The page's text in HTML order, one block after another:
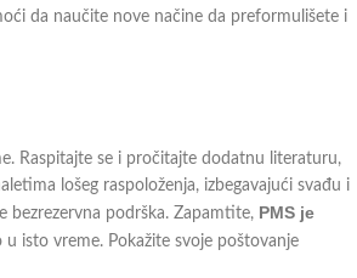
da naučite nove načine da preformulišete i
Raspitajte se i pročitajte dodatnu literaturu,
lošeg raspoloženja, izbegavajući svađu i
bezrezervna podrška. Zapamtite, PMS je
u isto vreme. Pokažite svoje poštovanje